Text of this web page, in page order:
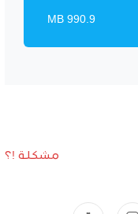
990.9 MB
مشكلة !؟